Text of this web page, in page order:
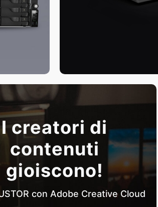
I creatori di
contenuti
gioiscono!
con Adobe Creative Cloud